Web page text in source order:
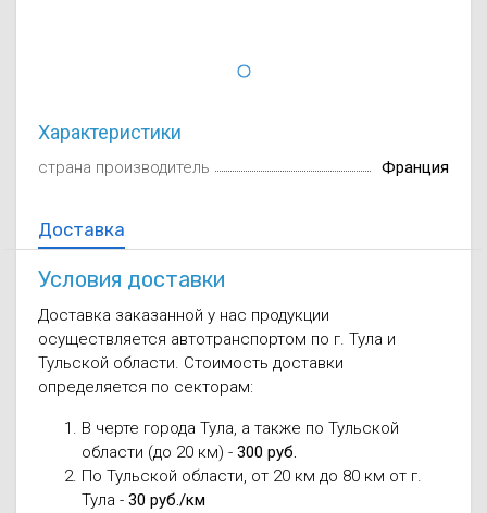
Характеристики
страна производитель Франция
Доставка
Условия доставки
Доставка заказанной у нас продукции
осуществляется автотранспортом по г. Тула и
Тульской области. Стоимость доставки
определяется по секторам:
В черте города Тула, а также по Тульской
области (до 20 км) - 300 руб.
По Тульской области, от 20 км до 80 км от г.
Тула - 30 руб./км